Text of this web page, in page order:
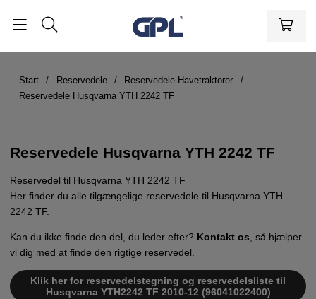
Start Reservedele
Reservedele Havetraktorer
Reservedele Husqvarna YTH 2242 TF
Reservedele Husqvarna YTH 2242 TF
Reservedel til Husqvarna YTH 2242 TF
Her finder du alle tilgængelige reservedele til Husqvarna YTH
2242 TF.
Kan du ikke finde den del, du leder efter? Kontakt os, så hjælper
vi dig med at finde den rigtige reservedel.
Klik her for reservedelstegning og reservedelsliste til
Husqvarna YTH2242 TF 2010-12 (96041022400)